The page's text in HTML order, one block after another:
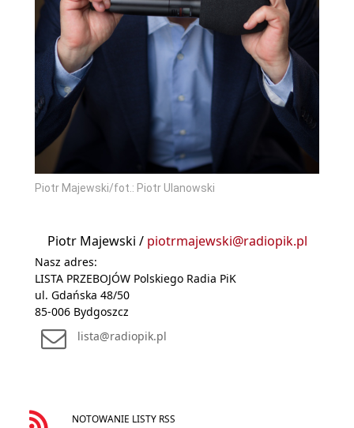
Piotr Majewski/fot.: Piotr Ulanowski
Piotr Majewski / piotrmajewski@radiopik.pl
Nasz adres:
LISTA PRZEBOJÓW Polskiego Radia PiK
ul. Gdańska 48/50
85-006 Bydgoszcz
lista@radiopik.pl
NOTOWANIE LISTY RSS